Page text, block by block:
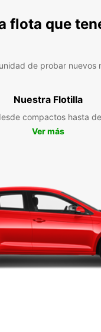
flota que
de probar nuevos
Nuestra Flotilla
compactos hasta
Ver más